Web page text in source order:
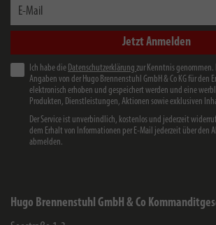
E-Mail
Jetzt Anmelden
Ich habe die Datenschutzerklärung zur Kenntnis genommen.
Angaben von der Hugo Brennenstuhl GmbH & Co KG für den
elektronisch erhoben und gespeichert werden und eine
Produkten, Dienstleistungen, Aktionen sowie exklusiven
Der Service ist unverbindlich, kostenlos und jederzeit
dem Erhalt von Informationen per E-Mail jederzeit über den
abmelden.
Hugo Brennenstuhl GmbH & Co